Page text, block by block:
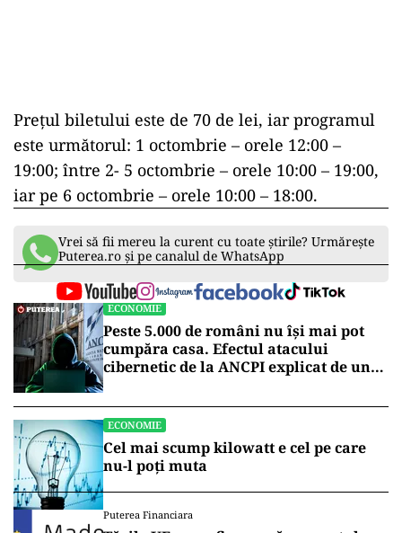
Preţul biletului este de 70 de lei, iar programul
este următorul: 1 octombrie – orele 12:00 –
19:00; între 2- 5 octombrie – orele 10:00 – 19:00,
iar pe 6 octombrie – orele 10:00 – 18:00.
Vrei să fii mereu la curent cu toate știrile? Urmărește
Puterea.ro și pe canalul de WhatsApp
ECONOMIE
Peste 5.000 de români nu își mai pot
cumpăra casa. Efectul atacului
cibernetic de la ANCPI explicat de un
ECONOMIE
Cel mai scump kilowatt e cel pe care
nu-l poți muta
Puterea Financiara